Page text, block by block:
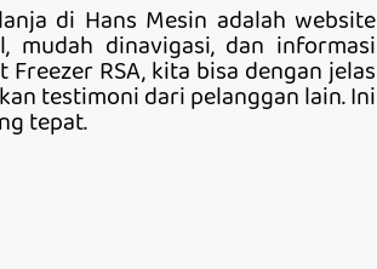
di Hans Mesin adalah website
mudah dinavigasi, dan informasi
RSA, kita bisa dengan jelas
testimoni dari pelanggan lain. Ini
tepat.